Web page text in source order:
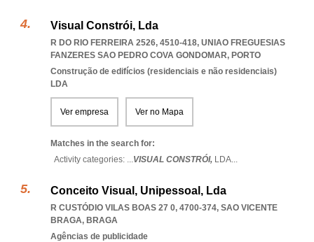
Visual Constrói, Lda
R DO RIO FERREIRA 2526, 4510-418, UNIAO FREGUESIAS
FANZERES SAO PEDRO COVA GONDOMAR, PORTO
Construção de edifícios (residenciais e não residenciais)
LDA
Ver empresa Ver no Mapa
Matches in the search for:
Activity categories: ...VISUAL CONSTRÓI, LDA...
Conceito Visual, Unipessoal, Lda
R CUSTÓDIO VILAS BOAS 27 0, 4700-374, SAO VICENTE
BRAGA, BRAGA
Agências de publicidade